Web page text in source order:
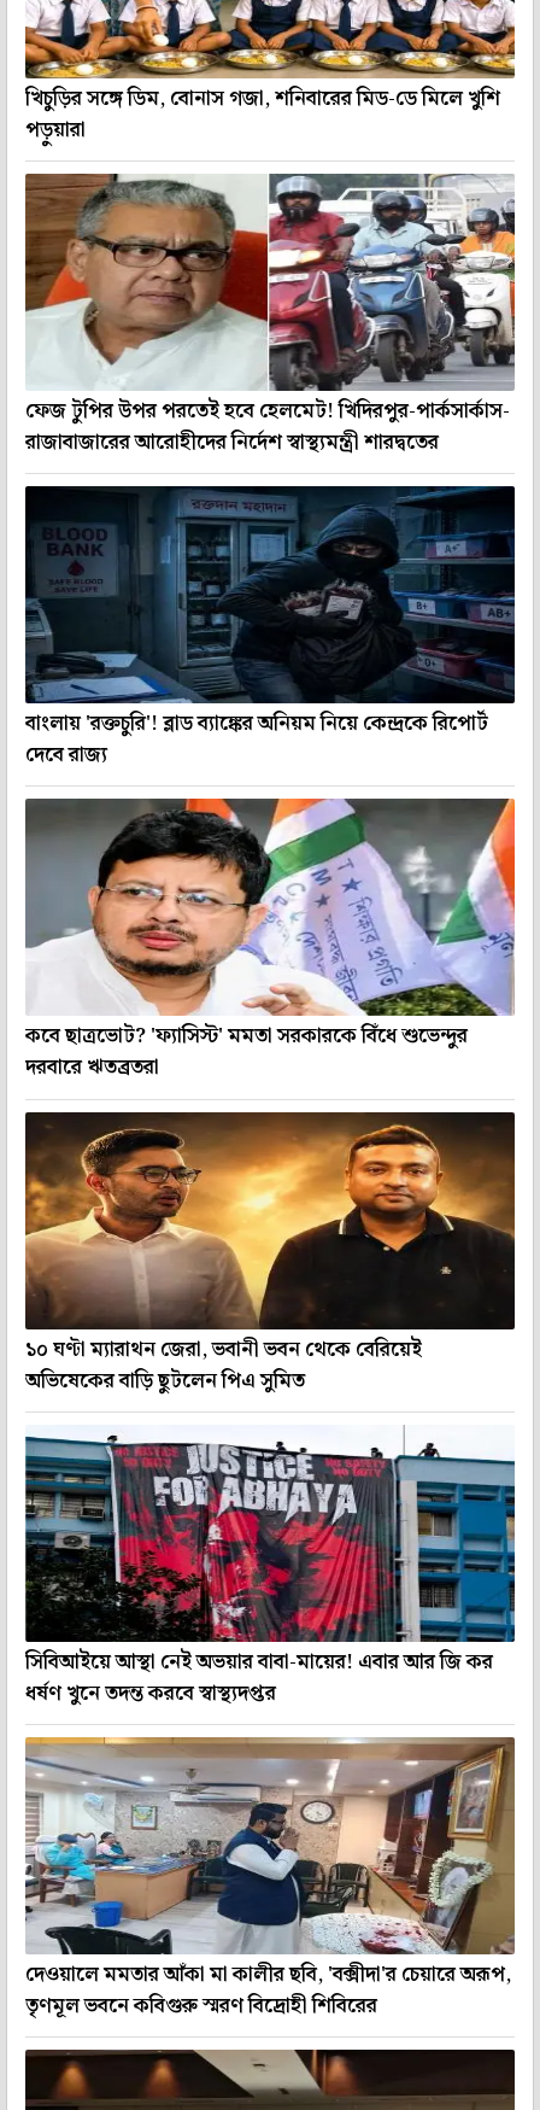
খিচুড়ির সঙ্গে ডিম, বোনাস গজা, শনিবারের মিড-ডে মিলে খুশি
পড়ুয়ারা
ফেজ টুপির উপর পরতেই হবে হেলমেট! খিদিরপুর-পার্কসার্কাস-
রাজাবাজারের আরোহীদের নির্দেশ স্বাস্থ্যমন্ত্রী শারদ্বতের
বাংলায় 'রক্তচুরি'! ব্লাড ব্যাঙ্কের অনিয়ম নিয়ে কেন্দ্রকে রিপোর্ট
দেবে রাজ্য
কবে ছাত্রভোট? 'ফ্যাসিস্ট' মমতা সরকারকে বিঁধে শুভেন্দুর
দরবারে ঋতব্রতরা
১০ ঘণ্টা ম্যারাথন জেরা, ভবানী ভবন থেকে বেরিয়েই
অভিষেকের বাড়ি ছুটলেন পিএ সুমিত
সিবিআইয়ে আস্থা নেই অভয়ার বাবা-মায়ের! এবার আর জি কর
ধর্ষণ খুনে তদন্ত করবে স্বাস্থ্যদপ্তর
দেওয়ালে মমতার আঁকা মা কালীর ছবি, 'বক্সীদা'র চেয়ারে অরূপ,
তৃণমূল ভবনে কবিগুরু স্মরণ বিদ্রোহী শিবিরের